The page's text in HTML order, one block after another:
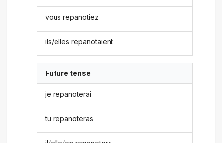
vous repanotiez
ils/elles repanotaient
Future tense
je repanoterai
tu repanoteras